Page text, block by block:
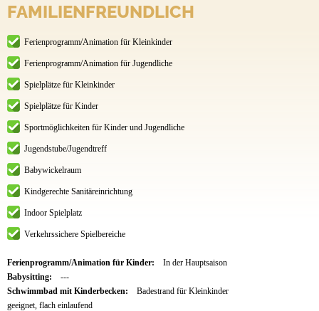
FAMILIENFREUNDLICH
Ferienprogramm/Animation für Kleinkinder
Ferienprogramm/Animation für Jugendliche
Spielplätze für Kleinkinder
Spielplätze für Kinder
Sportmöglichkeiten für Kinder und Jugendliche
Jugendstube/Jugendtreff
Babywickelraum
Kindgerechte Sanitäreinrichtung
Indoor Spielplatz
Verkehrssichere Spielbereiche
Ferienprogramm/Animation für Kinder:
In der Hauptsaison
Babysitting:
---
Schwimmbad mit Kinderbecken:
Badestrand für Kleinkinder
geeignet, flach einlaufend